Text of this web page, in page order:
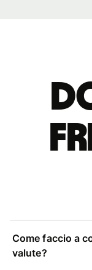
Come faccio a
valute?